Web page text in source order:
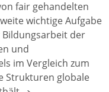
fair gehandelten
wichtige Aufgabe
der
und
im Vergleich zum
Strukturen globale